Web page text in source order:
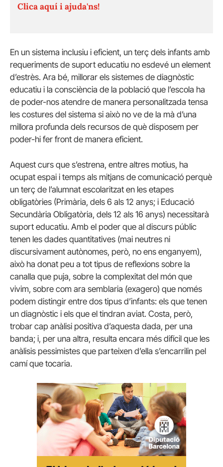
Clica aquí i ajuda'ns!
En un sistema inclusiu i eficient, un terç dels infants amb
requeriments de suport educatiu no esdevé un element
d’estrès. Ara bé, millorar els sistemes de diagnòstic
educatiu i la consciència de la població que l’escola ha
de poder-nos atendre de manera personalitzada tensa
les costures del sistema si això no ve de la mà d’una
millora profunda dels recursos de què disposem per
poder-hi fer front de manera eficient.
Aquest curs que s’estrena, entre altres motius, ha
ocupat espai i temps als mitjans de comunicació perquè
un terç de l’alumnat escolaritzat en les etapes
obligatòries (Primària, dels 6 als 12 anys; i Educació
Secundària Obligatòria, dels 12 als 16 anys) necessitarà
suport educatiu. Amb el poder que al discurs públic
tenen les dades quantitatives (mai neutres ni
discursivament autònomes, però, no ens enganyem),
això ha donat peu a tot tipus de reflexions sobre la
canalla que puja, sobre la complexitat del món que
vivim, sobre com ara semblaria (exagero) que només
podem distingir entre dos tipus d’infants: els que tenen
un diagnòstic i els que el tindran aviat. Costa, però,
trobar cap anàlisi positiva d’aquesta dada, per una
banda; i, per una altra, resulta encara més difícil que les
anàlisis pessimistes que parteixen d’ella s’encarrilin pel
camí que tocaria.